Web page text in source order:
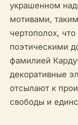
украшенном
мотивами,
чертополох,
поэтическими
фамилией
декоративные
отсылают к
свободы и